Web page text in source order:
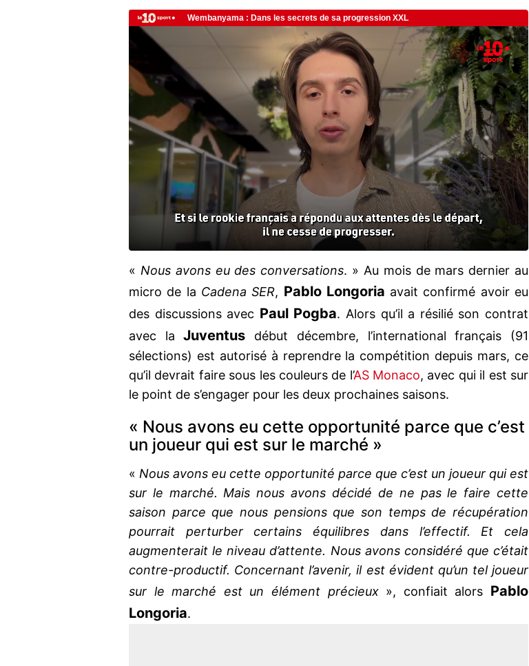
« Nous avons eu des conversations. » Au mois de mars dernier au
micro de la Cadena SER, Pablo Longoria avait confirmé avoir eu
des discussions avec Paul Pogba. Alors qu’il a résilié son contrat
avec la
Juventus début décembre, l’international français (91
sélections) est autorisé à reprendre la compétition depuis mars, ce
qu’il devrait faire sous les couleurs de l’AS Monaco, avec qui il est sur
le point de s’engager pour les deux prochaines saisons.
« Nous avons eu cette opportunité parce que c’est
un joueur qui est sur le marché »
« Nous avons eu cette opportunité parce que c’est un joueur qui est
sur le marché. Mais nous avons décidé de ne pas le faire cette
saison parce que nous pensions que son temps de récupération
pourrait perturber certains équilibres dans l’effectif. Et cela
augmenterait le niveau d’attente. Nous avons considéré que c’était
contre-productif. Concernant l’avenir, il est évident qu’un tel joueur
sur le marché est un élément précieux», confiait alors Pablo
Longoria.